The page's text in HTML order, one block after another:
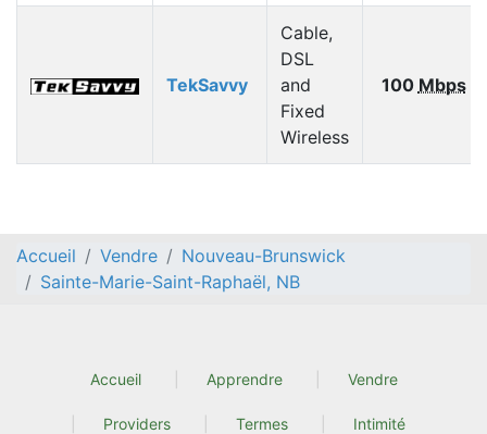
TekSavvy
Cable,
DSL
and
Fixed
Wireless
100 Mbps
Accueil Vendre
Nouveau-Brunswick
Sainte-Marie-Saint-Raphaël, NB
Accueil Apprendre Vendre
Providers Termes Intimité